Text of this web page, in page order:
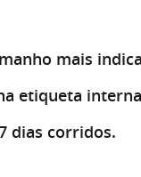
mais
etiqueta
dias corridos.